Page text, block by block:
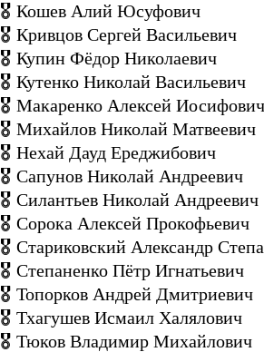
🎖 Кошев Алий Юсуфович
🎖 Кривцов Сергей Васильевич
🎖 Купин Фёдор Николаевич
🎖 Кутенко Николай Васильевич
🎖 Макаренко Алексей Иосифович
🎖 Михайлов Николай Матвеевич
🎖 Нехай Дауд Ереджибович
🎖 Сапунов Николай Андреевич
🎖 Силантьев Николай Андреевич
🎖 Сорока Алексей Прокофьевич
🎖 Стариковский Александр
🎖 Степаненко Пётр Игнатьевич
🎖 Топорков Андрей Дмитриевич
🎖 Тхагушев Исмаил Халялович
🎖 Тюков Владимир Михайлович